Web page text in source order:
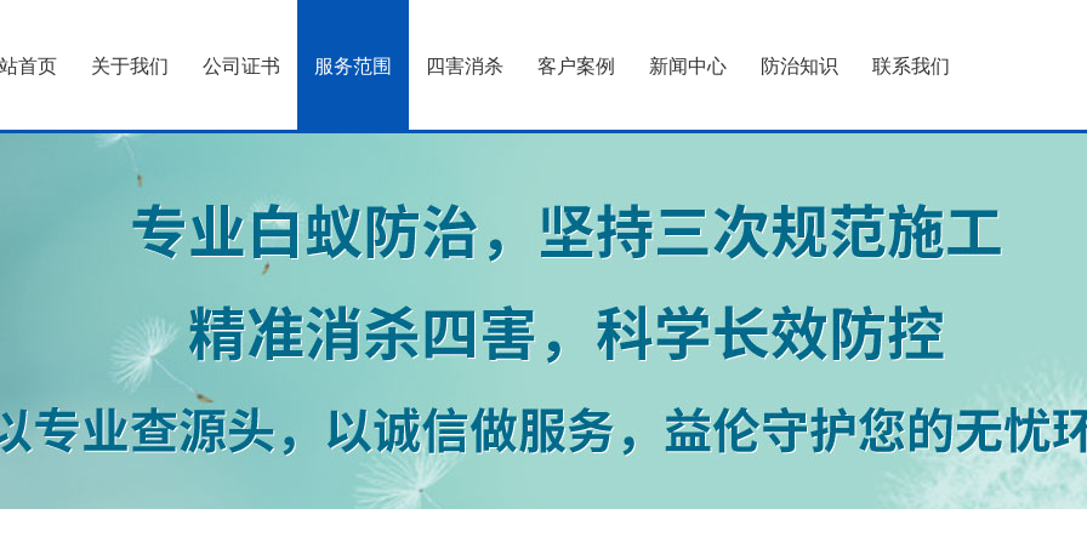
首页 关于我们 公司证书 服务范围 四害消杀 客户案例 新闻中心 防治知识 联系我们